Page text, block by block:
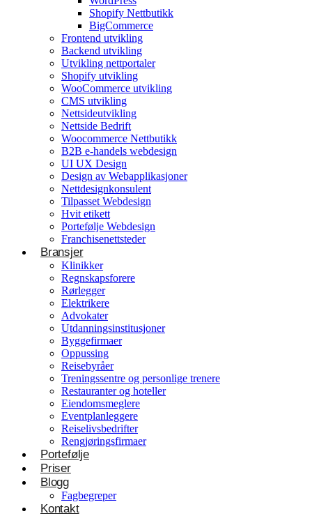
Shopify Nettbutikk
BigCommerce
Frontend utvikling
Backend utvikling
Utvikling nettportaler
Shopify utvikling
WooCommerce utvikling
CMS utvikling
Nettsideutvikling
Nettside Bedrift
Woocommerce Nettbutikk
B2B e-handels webdesign
UI UX Design
Design av Webapplikasjoner
Nettdesignkonsulent
Tilpasset Webdesign
Hvit etikett
Portefølje Webdesign
Franchisenettsteder
Bransjer
Klinikker
Regnskapsforere
Rørlegger
Elektrikere
Advokater
Utdanningsinstitusjoner
Byggefirmaer
Oppussing
Reisebyråer
Treningssentre og personlige trenere
Restauranter og hoteller
Eiendomsmeglere
Eventplanleggere
Reiselivsbedrifter
Rengjøringsfirmaer
Portefølje
Priser
Blogg
Fagbegreper
Kontakt
Konsulentvirksomhet og partnerskap
Nettdesignkonsulent
Hvit etikett
E-handelsløsning
Woocommerce Nettbutikk
Shopify utvikling
WooCommerce utvikling
Betjener
WordPress
Shopify Nettbutikk
BigCommerce
Ønsker du å bygge din tilstedeværelse på nett i
Norge?
Få et tilbud
Byggetjenester
Byggefirmaer